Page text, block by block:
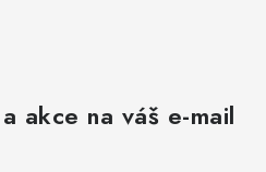
akce na váš e-mail